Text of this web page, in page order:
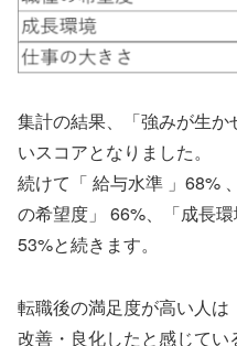
集計の結果、「強みが生
いスコアとなりました。
続けて「 給与水準 」68%
の希望度」 66%、「成長
53%と続きます。
転職後の満足度が高い人
改善・良化したと感じて